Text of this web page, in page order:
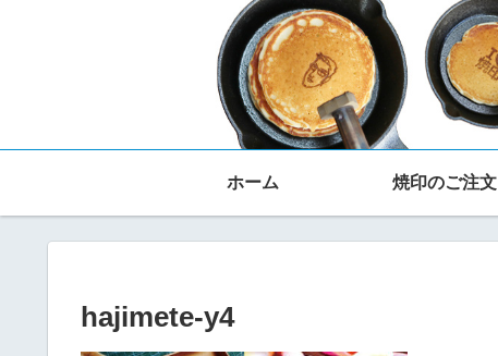
ホーム 焼印のご注文
hajimete-y4